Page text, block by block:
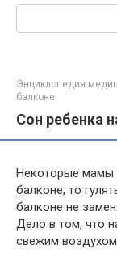
Поиск:
Энциклопедия
балконе
Сон ребенка
Некоторые мамы
балконе, то
балконе не
Дело в том, что
свежим